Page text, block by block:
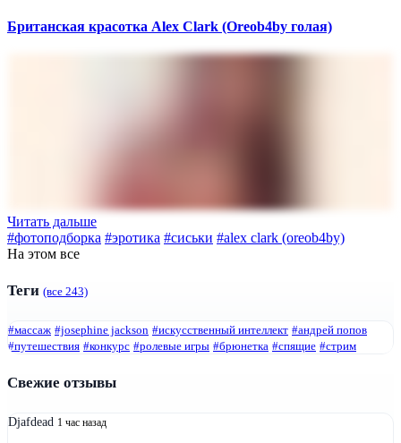
Британская красотка Alex Clark (Oreob4by голая)
Читать дальше
#фотоподборка #эротика #сиськи #alex clark (oreob4by)
На этом все
Теги (все 243)
#массаж #josephine jackson #искусственный интеллект #андрей попов
#путешествия #конкурс #ролевые игры #брюнетка #спящие #стрим
Свежие отзывы
Djafdead 1 час назад